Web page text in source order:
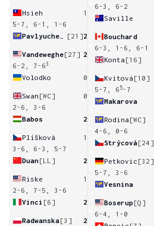
Hsieh
1
5-7, 6-1, 1-6
[21]2
Vandeweghe[27] 2
6-2, 7-63
Volodko 0
Swan [WC]
0
2-6, 3-6
Babos
2
Plíšková
1
3-6, 6-3, 5-7
Duan[LL] 2
Riske
1
2-6, 7-5, 3-6
Vinci [6] 2
Radwanska[3]
2
6-3, 6-2
Saville
Bouchard
6-3, 1-6, 6-1
Konta [16]
Kvitová [10]
5-7, 6 5-7
Makarova
Rodina [WC]
4-6, 0-6
Strýcová[24]
Petkovic [32]
5-7, 3-6
Vesnina
Boserup [Q]
6-4, 1-0